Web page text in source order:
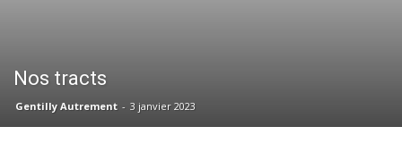
Nos tracts
Gentilly Autrement - 3 janvier 2023